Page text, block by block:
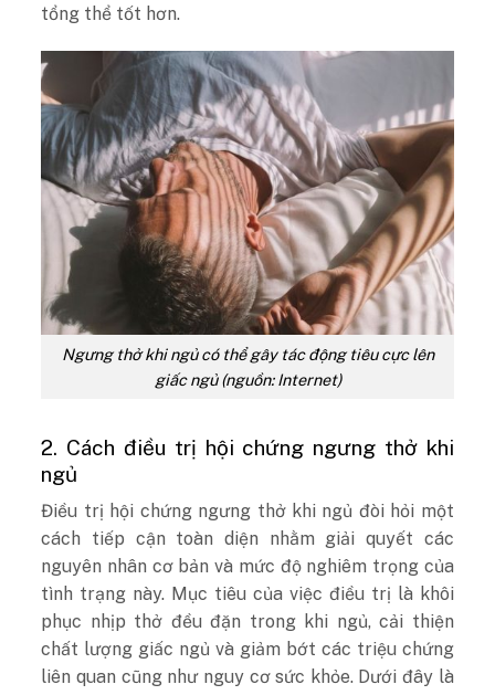
tổng thể tốt hơn.
Ngưng thở khi ngủ có thể gây tác động tiêu cực lên
giấc ngủ (nguồn: Internet)
2. Cách điều trị hội chứng ngưng thở khi
ngủ
Điều trị hội chứng ngưng thở khi ngủ đòi hỏi một
cách tiếp cận toàn diện nhằm giải quyết các
nguyên nhân cơ bản và mức độ nghiêm trọng của
tình trạng này. Mục tiêu của việc điều trị là khôi
phục nhịp thở đều đặn trong khi ngủ, cải thiện
chất lượng giấc ngủ và giảm bớt các triệu chứng
liên quan cũng như nguy cơ sức khỏe. Dưới đây là